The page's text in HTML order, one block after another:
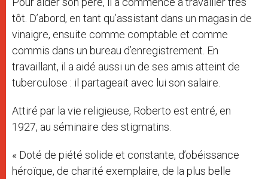
tôt. D’abord, en tant qu’assistant dans un magasin de
vinaigre, ensuite comme comptable et comme
commis dans un bureau d’enregistrement. En
travaillant, il a aidé aussi un de ses amis atteint de
tuberculose : il partageait avec lui son salaire.
Attiré par la vie religieuse, Roberto est entré, en
1927, au séminaire des stigmatins.
« Doté de piété solide et constante, d’obéissance
héroïque, de charité exemplaire, de la plus belle